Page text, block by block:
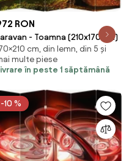
RON
- Toamna (210x170 cm)
cm, din lemn, din 5 și
multe piese
în peste 1 săptămână
-10 %